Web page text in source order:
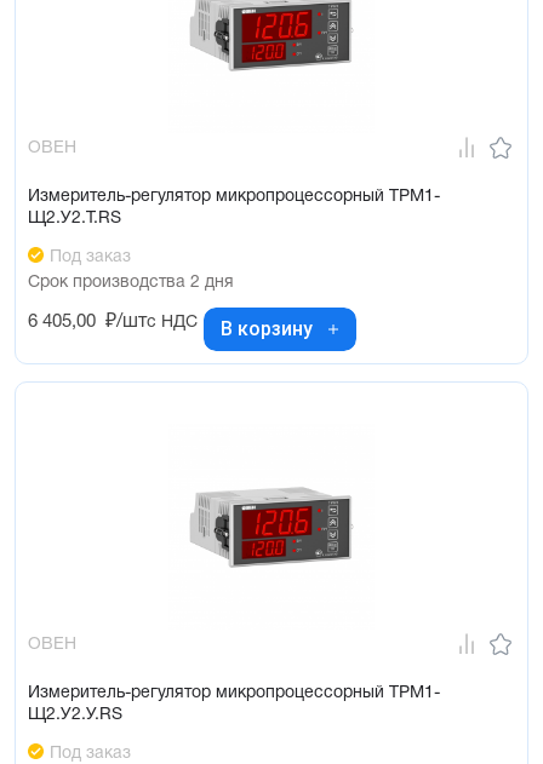
ОВЕН
Измеритель-регулятор микропроцессорный ТРМ1-
Щ2.У2.Т.RS
Под заказ
Срок производства 2 дня
6 405,00 ₽/штс НДС В корзину
ОВЕН
Измеритель-регулятор микропроцессорный ТРМ1-
Щ2.У2.У.RS
Под заказ